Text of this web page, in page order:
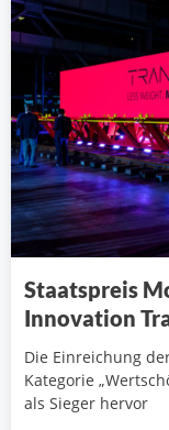
Staatspreis
Innovation
Die Einreichung
Kategorie
als Sieger hervor